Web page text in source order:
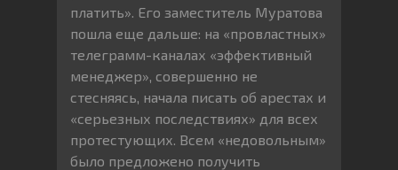
платить». Его заместитель Муратова
пошла еще дальше: на «провластных»
телеграмм-каналах «эффективный
менеджер», совершенно не
стесняясь, начала писать об арестах и
«серьезных последствиях» для всех
протестующих. Всем «недовольным»
было предложено получить